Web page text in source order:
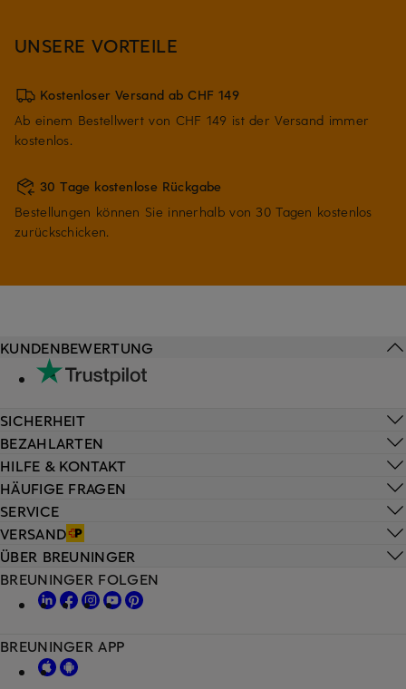
UNSERE VORTEILE
Kostenloser Versand ab CHF 149
Ab einem Bestellwert von CHF 149 ist der Versand immer
kostenlos.
30 Tage kostenlose Rückgabe
Bestellungen können Sie innerhalb von 30 Tagen kostenlos
zurückschicken.
HILFE & KONTAKT
HÄUFIGE FRAGEN
SERVICE
VERSAND
KUNDENBEWERTUNG
SICHERHEIT
BEZAHLARTEN
ÜBER BREUNINGER
BREUNINGER FOLGEN
BREUNINGER APP